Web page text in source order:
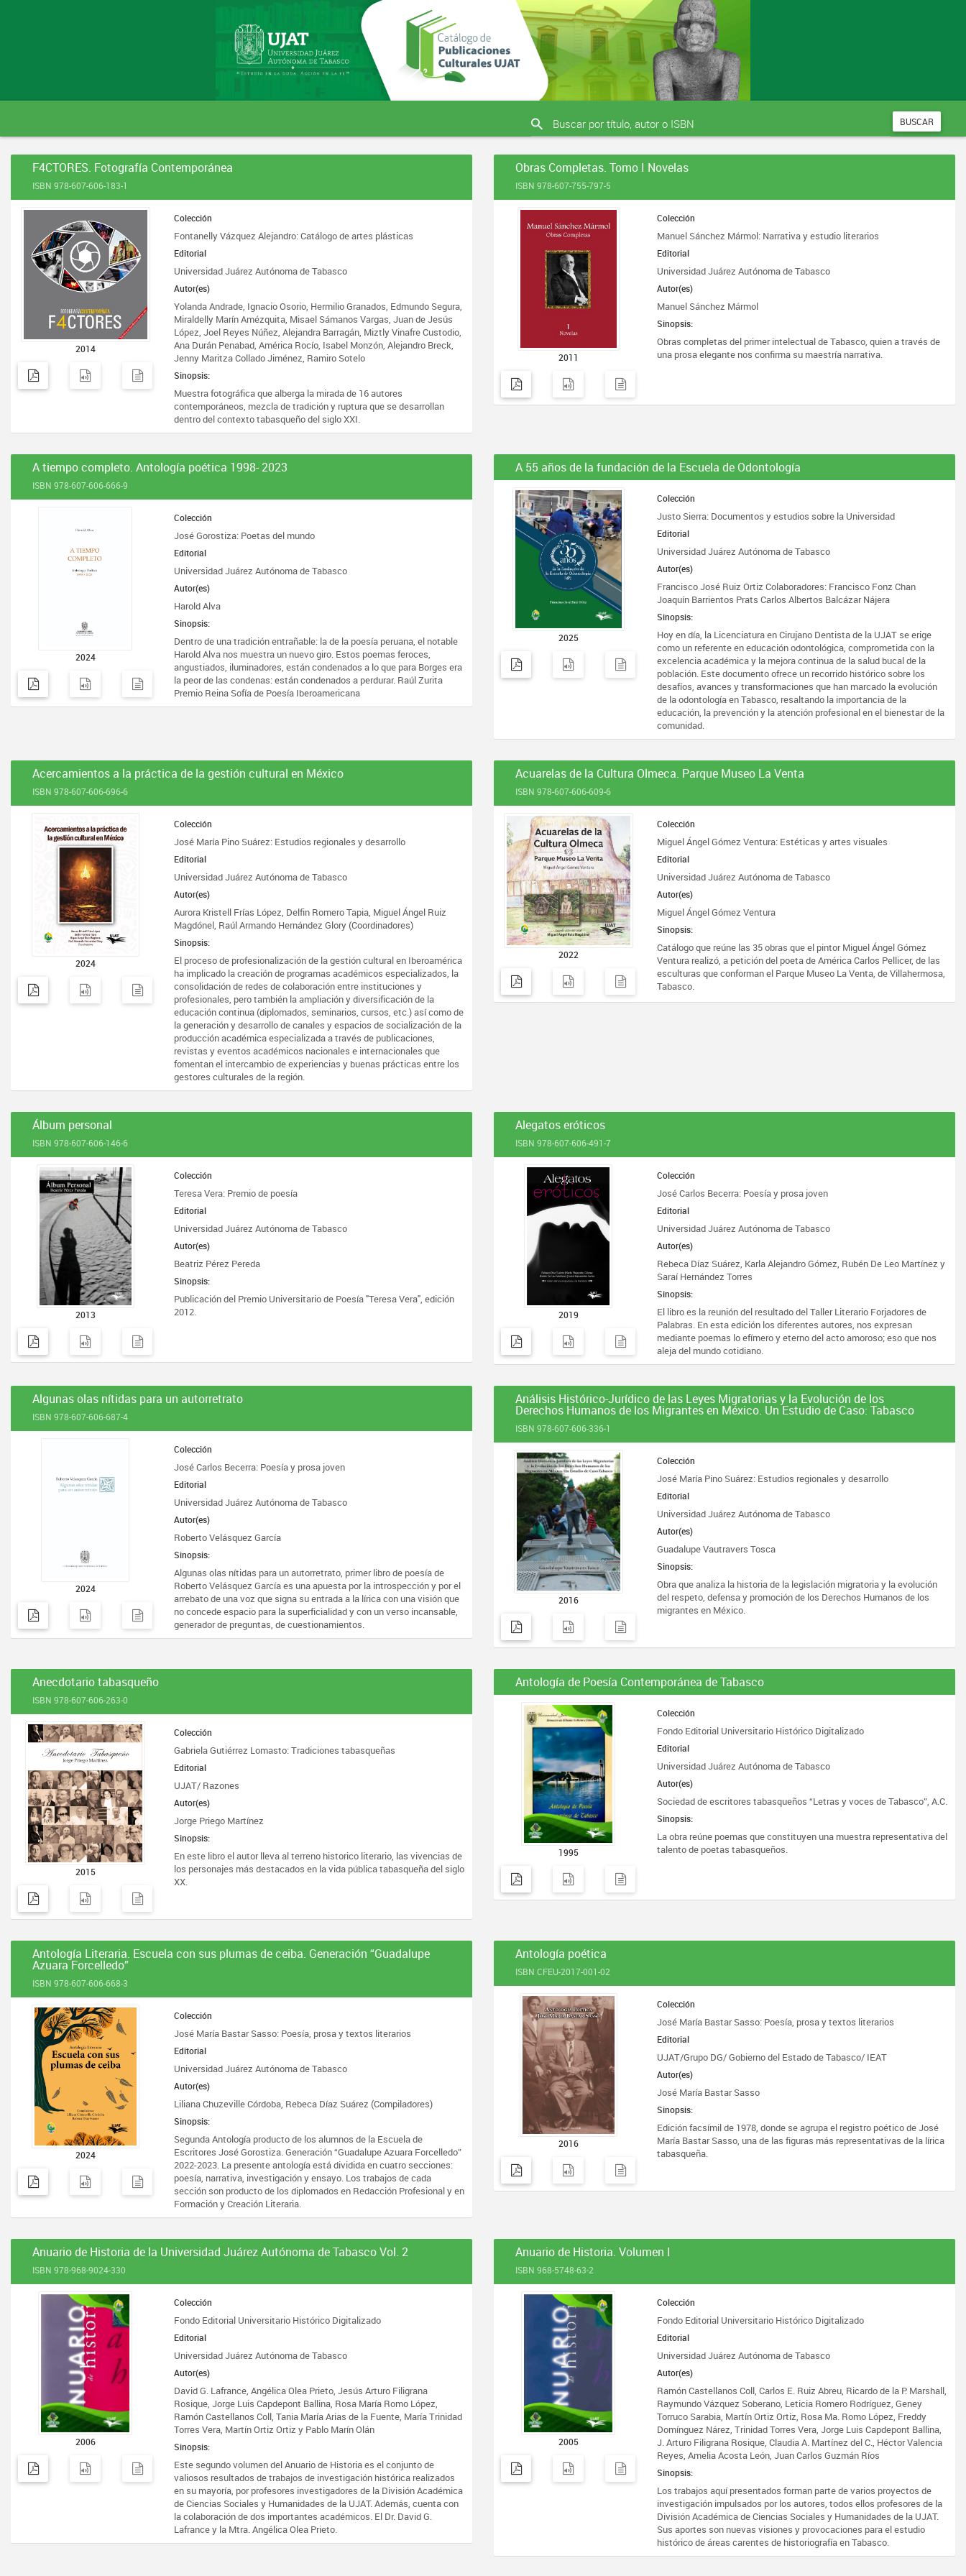
BUSCAR
F4CTORES. Fotografía Contemporánea
ISBN 978-607-606-183-1
2014
Colección
Fontanelly Vázquez Alejandro: Catálogo de artes plásticas
Editorial
Universidad Juárez Autónoma de Tabasco
Autor(es)
Yolanda Andrade, Ignacio Osorio, Hermilio Granados, Edmundo Segura,
Miraldelly Marín Amézquita, Misael Sámanos Vargas, Juan de Jesús
López, Joel Reyes Núñez, Alejandra Barragán, Miztly Vinafre Custodio,
Ana Durán Penabad, América Rocío, Isabel Monzón, Alejandro Breck,
Jenny Maritza Collado Jiménez, Ramiro Sotelo
Sinopsis:
Muestra fotográfica que alberga la mirada de 16 autores
contemporáneos, mezcla de tradición y ruptura que se desarrollan
dentro del contexto tabasqueño del siglo XXI.
Obras Completas. Tomo I Novelas
ISBN 978-607-755-797-5
2011
Colección
Manuel Sánchez Mármol: Narrativa y estudio literarios
Editorial
Universidad Juárez Autónoma de Tabasco
Autor(es)
Manuel Sánchez Mármol
Sinopsis:
Obras completas del primer intelectual de Tabasco, quien a través de
una prosa elegante nos confirma su maestría narrativa.
A tiempo completo. Antología poética 1998- 2023
ISBN 978-607-606-666-9
2024
Colección
José Gorostiza: Poetas del mundo
Editorial
Universidad Juárez Autónoma de Tabasco
Autor(es)
Harold Alva
Sinopsis:
Dentro de una tradición entrañable: la de la poesía peruana, el notable
Harold Alva nos muestra un nuevo giro. Estos poemas feroces,
angustiados, iluminadores, están condenados a lo que para Borges era
la peor de las condenas: están condenados a perdurar. Raúl Zurita
Premio Reina Sofía de Poesía Iberoamericana
A 55 años de la fundación de la Escuela de Odontología
2025
Colección
Justo Sierra: Documentos y estudios sobre la Universidad
Editorial
Universidad Juárez Autónoma de Tabasco
Autor(es)
Francisco José Ruiz Ortiz Colaboradores: Francisco Fonz Chan
Joaquín Barrientos Prats Carlos Albertos Balcázar Nájera
Sinopsis:
Hoy en día, la Licenciatura en Cirujano Dentista de la UJAT se erige
como un referente en educación odontológica, comprometida con la
excelencia académica y la mejora continua de la salud bucal de la
población. Este documento ofrece un recorrido histórico sobre los
desafíos, avances y transformaciones que han marcado la evolución
de la odontología en Tabasco, resaltando la importancia de la
educación, la prevención y la atención profesional en el bienestar de la
comunidad.
Acercamientos a la práctica de la gestión cultural en México
ISBN 978-607-606-696-6
2024
Colección
José María Pino Suárez: Estudios regionales y desarrollo
Editorial
Universidad Juárez Autónoma de Tabasco
Autor(es)
Aurora Kristell Frías López, Delfin Romero Tapia, Miguel Ángel Ruiz
Magdónel, Raúl Armando Hernández Glory (Coordinadores)
Sinopsis:
El proceso de profesionalización de la gestión cultural en Iberoamérica
ha implicado la creación de programas académicos especializados, la
consolidación de redes de colaboración entre instituciones y
profesionales, pero también la ampliación y diversificación de la
educación continua (diplomados, seminarios, cursos, etc.) así como de
la generación y desarrollo de canales y espacios de socialización de la
producción académica especializada a través de publicaciones,
revistas y eventos académicos nacionales e internacionales que
fomentan el intercambio de experiencias y buenas prácticas entre los
gestores culturales de la región.
Acuarelas de la Cultura Olmeca. Parque Museo La Venta
ISBN 978-607-606-609-6
2022
Colección
Miguel Ángel Gómez Ventura: Estéticas y artes visuales
Editorial
Universidad Juárez Autónoma de Tabasco
Autor(es)
Miguel Ángel Gómez Ventura
Sinopsis:
Catálogo que reúne las 35 obras que el pintor Miguel Ángel Gómez
Ventura realizó, a petición del poeta de América Carlos Pellicer, de las
esculturas que conforman el Parque Museo La Venta, de Villahermosa,
Tabasco.
Álbum personal
ISBN 978-607-606-146-6
2013
Colección
Teresa Vera: Premio de poesía
Editorial
Universidad Juárez Autónoma de Tabasco
Autor(es)
Beatriz Pérez Pereda
Sinopsis:
Publicación del Premio Universitario de Poesía "Teresa Vera", edición
2012.
Alegatos eróticos
ISBN 978-607-606-491-7
2019
Colección
José Carlos Becerra: Poesía y prosa joven
Editorial
Universidad Juárez Autónoma de Tabasco
Autor(es)
Rebeca Díaz Suárez, Karla Alejandro Gómez, Rubén De Leo Martínez y
Saraí Hernández Torres
Sinopsis:
El libro es la reunión del resultado del Taller Literario Forjadores de
Palabras. En esta edición los diferentes autores, nos expresan
mediante poemas lo efímero y eterno del acto amoroso; eso que nos
aleja del mundo cotidiano.
Algunas olas nítidas para un autorretrato
ISBN 978-607-606-687-4
2024
Colección
José Carlos Becerra: Poesía y prosa joven
Editorial
Universidad Juárez Autónoma de Tabasco
Autor(es)
Roberto Velásquez García
Sinopsis:
Algunas olas nítidas para un autorretrato, primer libro de poesía de
Roberto Velásquez García es una apuesta por la introspección y por el
arrebato de una voz que signa su entrada a la lírica con una visión que
no concede espacio para la superficialidad y con un verso incansable,
generador de preguntas, de cuestionamientos.
Análisis Histórico-Jurídico de las Leyes Migratorias y la Evolución de los
Derechos Humanos de los Migrantes en México. Un Estudio de Caso: Tabasco
ISBN 978-607-606-336-1
2016
Colección
José María Pino Suárez: Estudios regionales y desarrollo
Editorial
Universidad Juárez Autónoma de Tabasco
Autor(es)
Guadalupe Vautravers Tosca
Sinopsis:
Obra que analiza la historia de la legislación migratoria y la evolución
del respeto, defensa y promoción de los Derechos Humanos de los
migrantes en México.
Anecdotario tabasqueño
ISBN 978-607-606-263-0
2015
Colección
Gabriela Gutiérrez Lomasto: Tradiciones tabasqueñas
Editorial
UJAT/ Razones
Autor(es)
Jorge Priego Martínez
Sinopsis:
En este libro el autor lleva al terreno historico literario, las vivencias de
los personajes más destacados en la vida pública tabasqueña del siglo
XX.
Antología de Poesía Contemporánea de Tabasco
1995
Colección
Fondo Editorial Universitario Histórico Digitalizado
Editorial
Universidad Juárez Autónoma de Tabasco
Autor(es)
Sociedad de escritores tabasqueños “Letras y voces de Tabasco”, A.C.
Sinopsis:
La obra reúne poemas que constituyen una muestra representativa del
talento de poetas tabasqueños.
Antología Literaria. Escuela con sus plumas de ceiba. Generación “Guadalupe
Azuara Forcelledo”
ISBN 978-607-606-668-3
2024
Colección
José María Bastar Sasso: Poesía, prosa y textos literarios
Editorial
Universidad Juárez Autónoma de Tabasco
Autor(es)
Liliana Chuzeville Córdoba, Rebeca Díaz Suárez (Compiladores)
Sinopsis:
Segunda Antología producto de los alumnos de la Escuela de
Escritores José Gorostiza. Generación “Guadalupe Azuara Forcelledo”
2022-2023. La presente antología está dividida en cuatro secciones:
poesía, narrativa, investigación y ensayo. Los trabajos de cada
sección son producto de los diplomados en Redacción Profesional y en
Formación y Creación Literaria.
Antología poética
ISBN CFEU-2017-001-02
2016
Colección
José María Bastar Sasso: Poesía, prosa y textos literarios
Editorial
UJAT/Grupo DG/ Gobierno del Estado de Tabasco/ IEAT
Autor(es)
José María Bastar Sasso
Sinopsis:
Edición facsímil de 1978, donde se agrupa el registro poético de José
María Bastar Sasso, una de las figuras más representativas de la lírica
tabasqueña.
Anuario de Historia de la Universidad Juárez Autónoma de Tabasco Vol. 2
ISBN 978-968-9024-330
2006
Colección
Fondo Editorial Universitario Histórico Digitalizado
Editorial
Universidad Juárez Autónoma de Tabasco
Autor(es)
David G. Lafrance, Angélica Olea Prieto, Jesús Arturo Filigrana
Rosique, Jorge Luis Capdepont Ballina, Rosa María Romo López,
Ramón Castellanos Coll, Tania María Arias de la Fuente, María Trinidad
Torres Vera, Martín Ortiz Ortiz y Pablo Marín Olán
Sinopsis:
Este segundo volumen del Anuario de Historia es el conjunto de
valiosos resultados de trabajos de investigación histórica realizados
en su mayoría, por profesores investigadores de la División Académica
de Ciencias Sociales y Humanidades de la UJAT. Además, cuenta con
la colaboración de dos importantes académicos. El Dr. David G.
Lafrance y la Mtra. Angélica Olea Prieto.
Anuario de Historia. Volumen I
ISBN 968-5748-63-2
2005
Colección
Fondo Editorial Universitario Histórico Digitalizado
Editorial
Universidad Juárez Autónoma de Tabasco
Autor(es)
Ramón Castellanos Coll, Carlos E. Ruiz Abreu, Ricardo de la P. Marshall,
Raymundo Vázquez Soberano, Leticia Romero Rodríguez, Geney
Torruco Sarabia, Martín Ortiz Ortiz, Rosa Ma. Romo López, Freddy
Domínguez Nárez, Trinidad Torres Vera, Jorge Luis Capdepont Ballina,
J. Arturo Filigrana Rosique, Claudia A. Martínez del C., Héctor Valencia
Reyes, Amelia Acosta León, Juan Carlos Guzmán Ríos
Sinopsis:
Los trabajos aquí presentados forman parte de varios proyectos de
investigación impulsados por los autores, todos ellos profesores de la
División Académica de Ciencias Sociales y Humanidades de la UJAT.
Sus aportes son nuevas visiones y provocaciones para el estudio
histórico de áreas carentes de historiografía en Tabasco.